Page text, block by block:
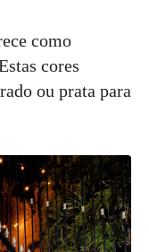
como
cores
ou prata para